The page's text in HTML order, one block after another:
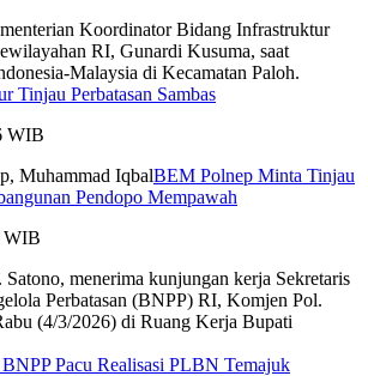
Tinjau Perbatasan Sambas
WIB
BEM Polnep Minta Tinjau
Pendopo Mempawah
WIB
BNPP Pacu Realisasi PLBN Temajuk